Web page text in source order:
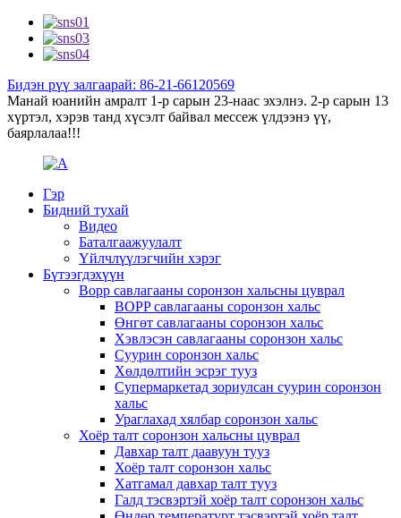
Бидэн рүү залгаарай: 86-21-66120569
Манай юанийн амралт 1-р сарын 23-наас эхэлнэ. 2-р сарын 13
хүртэл, хэрэв танд хүсэлт байвал мессеж үлдээнэ үү,
баярлалаа!!!
Гэр
Бидний тухай
Видео
Баталгаажуулалт
Үйлчлүүлэгчийн хэрэг
Бүтээгдэхүүн
Bopp савлагааны соронзон хальсны цуврал
BOPP савлагааны соронзон хальс
Өнгөт савлагааны соронзон хальс
Хэвлэсэн савлагааны соронзон хальс
Суурин соронзон хальс
Хөлдөлтийн эсрэг тууз
Супермаркетад зориулсан суурин соронзон
хальс
Ураглахад хялбар соронзон хальс
Хоёр талт соронзон хальсны цуврал
Давхар талт даавуун тууз
Хоёр талт соронзон хальс
Хатгамал давхар талт тууз
Галд тэсвэртэй хоёр талт соронзон хальс